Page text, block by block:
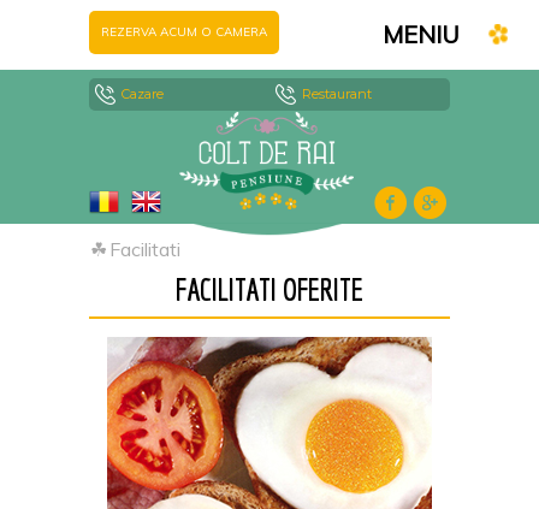
MENIU
REZERVA ACUM O CAMERA
Cazare Restaurant
☘ Facilitati
FACILITATI OFERITE